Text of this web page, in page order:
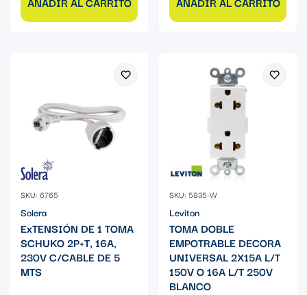
SKU: 6765
Solera
ExTENSIÓN DE 1 TOMA
SCHUKO 2P+T, 16A,
230V C/CABLE DE 5
MTS
SKU: 5835-W
Leviton
TOMA DOBLE
EMPOTRABLE DECORA
UNIVERSAL 2X15A L/T
150V O 16A L/T 250V
BLANCO